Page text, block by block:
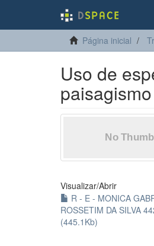
Página inicial
Uso de
paisagismo
Visualizar/Abrir
R - E - MONICA
ROSSETIM DA SILVA
(445.1Kb)